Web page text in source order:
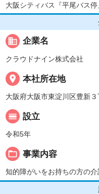
大阪シティバス『平尾バス
business 企業名
クラウドナイン株式会社
place 本社所在地
大阪府大阪市東淀川区豊新３
calendar_view_day 設立
令和5年
folder_open 事業内容
知的障がいをお持ちの方の